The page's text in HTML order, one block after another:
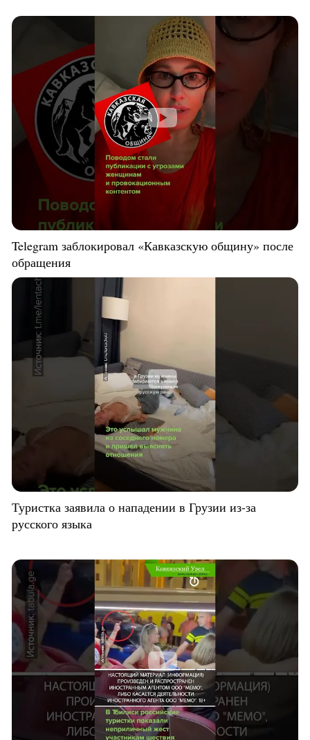
Telegram заблокировал «Кавказскую общину» после
обращения
Туристка заявила о нападении в Грузии из-за
русского языка